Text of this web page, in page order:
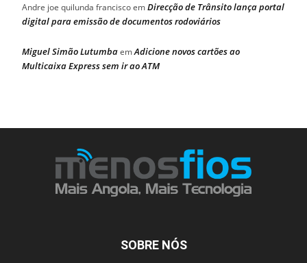
Andre joe quilunda franciscoemDirecção de Trânsito lança portal
digital para emissão de documentos rodoviários
Miguel Simão LutumbaemAdicione novos cartões ao
Multicaixa Express sem ir ao ATM
SOBRE NÓS